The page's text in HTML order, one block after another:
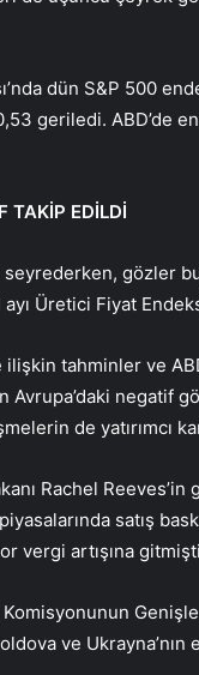
dün S&P 500
geriledi. ABD’de
TAKİP EDİLDİ
seyrederken, gözler
Üretici Fiyat
tahminler ve
negatif
de yatırımcı
Rachel Reeves’in
satış
vergi artışına
Komisyonunun
ve